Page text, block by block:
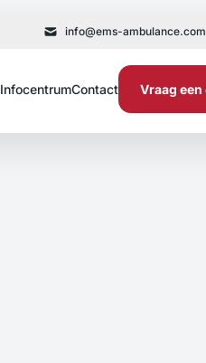
info@ems-ambulance.com
InfocentrumContact Vraag